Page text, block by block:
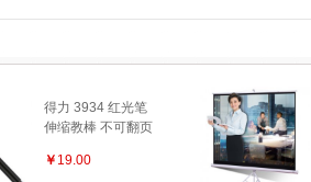
得力 3934 红光笔
伸缩教棒 不可翻页
议教学多功能教鞭
￥ 19.00